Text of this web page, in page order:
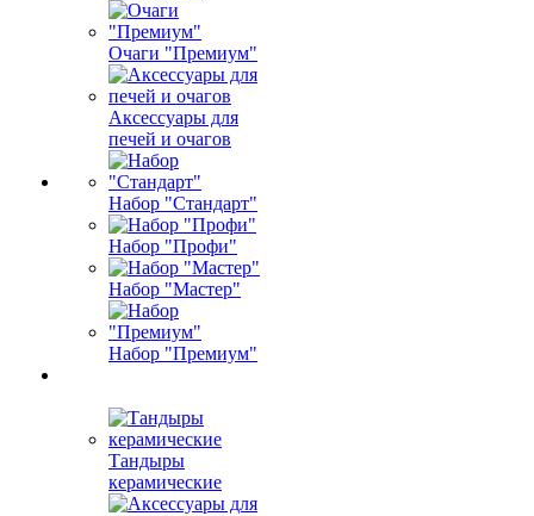
Очаги "Премиум"
Аксессуары для
печей и очагов
Набор "Стандарт"
Набор "Профи"
Набор "Мастер"
Набор "Премиум"
Тандыры
керамические